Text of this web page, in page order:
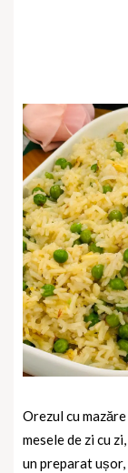
Orezul cu
mesele de zi cu
un preparat